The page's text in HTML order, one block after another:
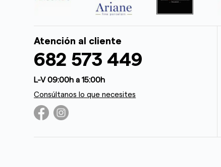
Atención al cliente
682 573 449
L-V 09:00h a 15:00h
Consúltanos lo que necesites